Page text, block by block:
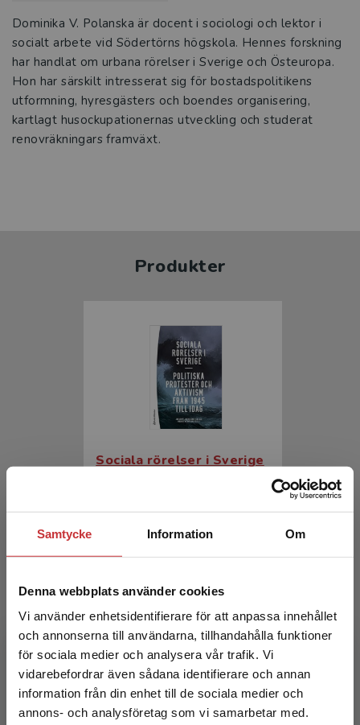
Samtycke Information Om
Denna webbplats använder cookies
Vi använder enhetsidentifierare för att anpassa innehållet
och annonserna till användarna, tillhandahålla funktioner
för sociala medier och analysera vår trafik. Vi
vidarebefordrar även sådana identifierare och annan
information från din enhet till de sociala medier och
annons- och analysföretag som vi samarbetar med.
Begränsad fraktregion
Dominika V. Polanska är docent i sociologi och lektor i
socialt arbete vid Södertörns högskola. Hennes forskning
har handlat om urbana rörelser i Sverige och Östeuropa.
Hon har särskilt intresserat sig för bostadspolitikens
utformning, hyresgästers och boendes organisering,
kartlagt husockupationernas utveckling och studerat
renovräkningars framväxt.
Produkter
Sociala rörelser i Sverige
Exkl. moms: 423 kr
Sociala rörelser i Sverige